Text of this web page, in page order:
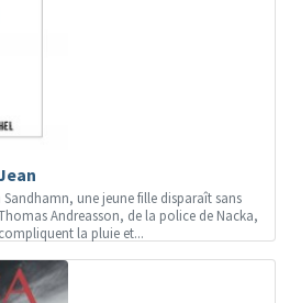
une jeune fille disparaît sans
Andreasson, de la police de Nacka,
la pluie et...